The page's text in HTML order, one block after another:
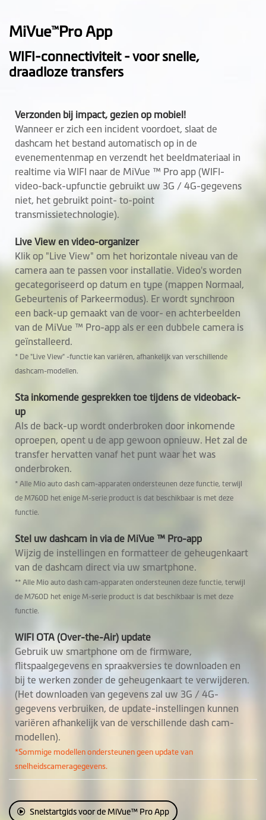
Werktemperatuur -10° to +60° C
Achterruitcamera: 62
Breedte (mm)
Voorruitcamera: 61.75
Achterruitcamera: 31.42
Diepte (mm)
Voorruitcamera: 40.25
Achterruitcamera: 30.6
Voorruitcamera: 130
Achterruitcamera: 28.6
Microfoon
Spreker
Achterruitcamera MiVue™ E40
Ondersteuning van
Mio SmartBox
Hardwire Kit
SuperCap
Software
Video back-up
Spraakopdrachten
GPS-tracking
Flitspaalwaarschuwingen
Aangepaste
snelheidscamera
Waarschuwing bij
trajectcontrole
Cruise control
herinnering
HUD-weergavemodus
Parkeermodus
die apart verkrijgbaar is.)
• Passief gevoede
MiVue™ Pro App
WIFI-connectiviteit - voor snelle,
draadloze transfers
Verzonden bij impact, gezien op mobiel!
Wanneer er zich een incident voordoet, slaat de
dashcam het bestand automatisch op in de
evenementenmap en verzendt het beeldmateriaal in
realtime via WIFI naar de MiVue ™ Pro app (WIFI-
video-back-upfunctie gebruikt uw 3G / 4G-gegevens
niet, het gebruikt point- to-point
transmissietechnologie).
Live View en video-organizer
Klik op "Live View" om het horizontale niveau van de
camera aan te passen voor installatie. Video's worden
gecategoriseerd op datum en type (mappen Normaal,
Gebeurtenis of Parkeermodus). Er wordt synchroon
een back-up gemaakt van de voor- en achterbeelden
van de MiVue ™ Pro-app als er een dubbele camera is
geïnstalleerd.
* De "Live View" -functie kan variëren, afhankelijk van verschillende
dashcam-modellen.
Sta inkomende gesprekken toe tijdens de videoback-
up
Als de back-up wordt onderbroken door inkomende
oproepen, opent u de app gewoon opnieuw. Het zal de
transfer hervatten vanaf het punt waar het was
onderbroken.
* Alle Mio auto dash cam-apparaten ondersteunen deze functie, terwijl
de M760D het enige M-serie product is dat beschikbaar is met deze
functie.
Stel uw dashcam in via de MiVue ™ Pro-app
Wijzig de instellingen en formatteer de geheugenkaart
van de dashcam direct via uw smartphone.
** Alle Mio auto dash cam-apparaten ondersteunen deze functie, terwijl
de M760D het enige M-serie product is dat beschikbaar is met deze
functie.
WIFI OTA (Over-the-Air) update
Gebruik uw smartphone om de firmware,
flitspaalgegevens en spraakversies te downloaden en
bij te werken zonder de geheugenkaart te verwijderen.
(Het downloaden van gegevens zal uw 3G / 4G-
gegevens verbruiken, de update-instellingen kunnen
variëren afhankelijk van de verschillende dash cam-
modellen).
*Sommige modellen ondersteunen geen update van
snelheidscameragegevens.
Snelstartgids voor de MiVue™ Pro App